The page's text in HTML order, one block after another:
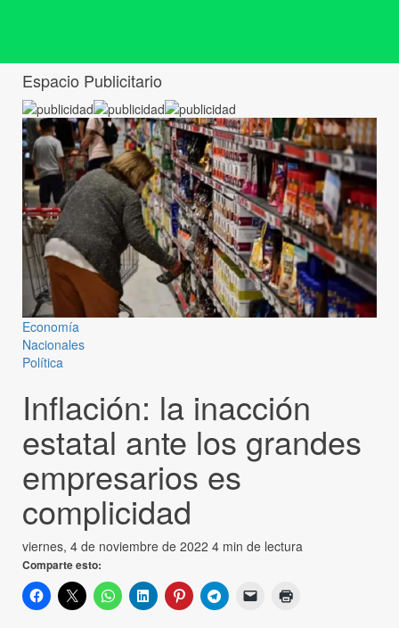
Espacio Publicitario
Economía
Nacionales
Política
Inflación: la inacción
estatal ante los grandes
empresarios es
complicidad
viernes, 4 de noviembre de 2022 4 min de lectura
Comparte esto: